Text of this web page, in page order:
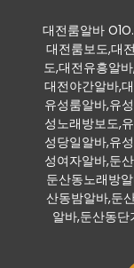
대전룸알바
대전룸보도,대
도,대전유흥알
대전야간알바,
유성룸알바,유
성노래방보도,
성당일알바,유
성여자알바,둔
둔산동노래방
산동밤알바,둔
알바,둔산동